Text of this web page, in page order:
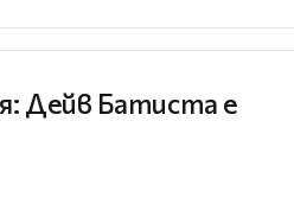
Дейв Батиста е